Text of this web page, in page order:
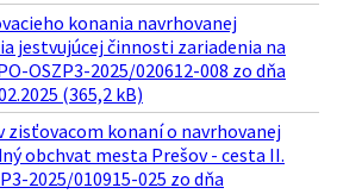
konania navrhovanej
jestvujúcej činnosti zariadenia na
OSZP3-2025/020612-008 zo dňa
(365,2 kB)
zisťovacom konaní o navrhovanej
obchvat mesta Prešov - cesta II.
2025/010915-025 zo dňa